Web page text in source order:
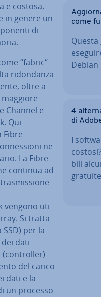
e costosa,
in genere un
di
“fabric“
ri­don­dan­za
oltre a
maggiore
Channel e
Qui
Fibre
ne­
La Fibre
continua ad
vengono uti­
Si tratta
per la
dati
(con­trol­ler)
del carico
dati e la
un processo
come
4
di
I
bi­li